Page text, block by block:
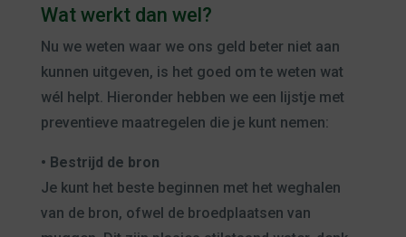
Wat werkt dan wel?
Nu we weten waar we ons geld beter niet aan
kunnen uitgeven, is het goed om te weten wat
wél helpt. Hieronder hebben we een lijstje met
preventieve maatregelen die je kunt nemen:
• Bestrijd de bron
Je kunt het beste beginnen met het weghalen
van de bron, ofwel de broedplaatsen van